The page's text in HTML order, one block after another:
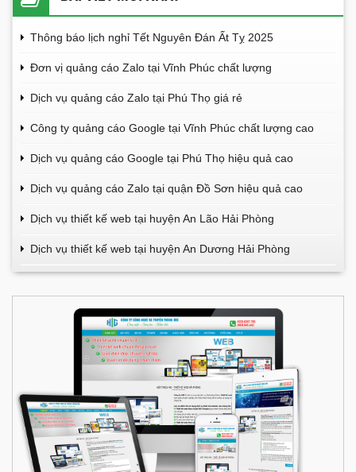
Thông báo lịch nghỉ Tết Nguyên Đán Ất Tỵ 2025
Đơn vị quảng cáo Zalo tại Vĩnh Phúc chất lượng
Dịch vụ quảng cáo Zalo tại Phú Thọ giá rẻ
Công ty quảng cáo Google tại Vĩnh Phúc chất lượng cao
Dịch vụ quảng cáo Google tại Phú Thọ hiệu quả cao
Dịch vụ quảng cáo Zalo tại quận Đồ Sơn hiệu quả cao
Dịch vụ thiết kế web tại huyện An Lão Hải Phòng
Dịch vụ thiết kế web tại huyện An Dương Hải Phòng